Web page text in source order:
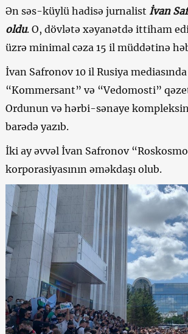
Ən səs-küylü hadisə jurnalist İvan
oldu. O, dövlətə xəyanətdə ittiham
üzrə minimal cəza 15 il müddətinə
İvan Safronov 10 il Rusiya
“Kommersant” və “Vedomosti”
Ordunun və hərbi-sənaye
barədə yazıb.
İki ay əvvəl İvan Safronov
korporasiyasının əməkdaşı olub.